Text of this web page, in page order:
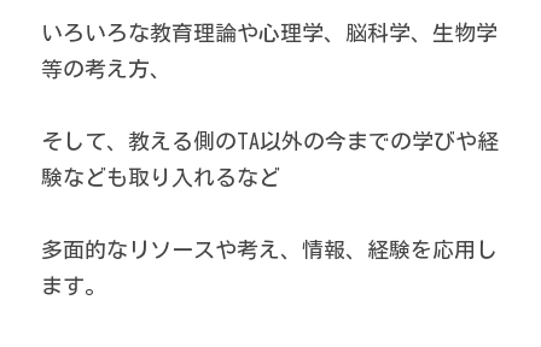
いろいろな教育理論や心理学、脳科学、生物学
等の考え方、
そして、教える側のTA以外の今までの学びや経
験なども取り入れるなど
多面的なリソースや考え、情報、経験を応用し
ます。